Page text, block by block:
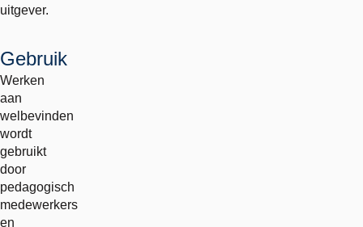
uitgever.
Gebruik
Werken
aan
welbevinden
wordt
gebruikt
door
pedagogisch
medewerkers
en